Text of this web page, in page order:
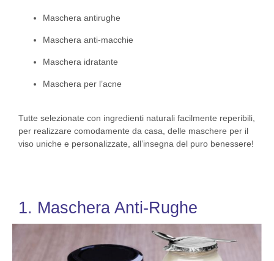
Maschera antirughe
Maschera anti-macchie
Maschera idratante
Maschera per l’acne
Tutte selezionate con ingredienti naturali facilmente reperibili,
per realizzare comodamente da casa, delle maschere per il
viso uniche e personalizzate, all’insegna del puro benessere!
1. Maschera Anti-Rughe